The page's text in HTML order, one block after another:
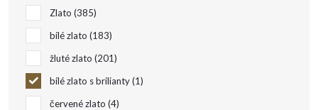
Zlato 385
bílé zlato 183
žluté zlato 201
bílé zlato s brilianty 1
červené zlato 4